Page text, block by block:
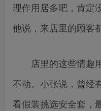
理作用居多吧，肯定
他说，来店里的顾客
店里的这些情趣用
不动。小张说，曾经
看假装挑选安全套，